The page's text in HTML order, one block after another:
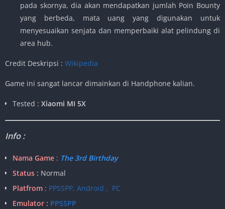
pada skornya, dia akan mendapatkan jumlah Poin Bounty
yang berbeda, mata uang yang digunakan untuk
menyesuaikan senjata dan memperbaiki alat pelindung di
area hub.
Credit Deskripsi : Wikipedia
Game ini sangat lancar dimainkan di Handphone kalian.
Tested : Xiaomi MI 5X
Info :
Nama Game : The 3rd Birthday
Status : Normal
Platfrom : PPSSPP, Android , PC
Emulator : PPSSPP